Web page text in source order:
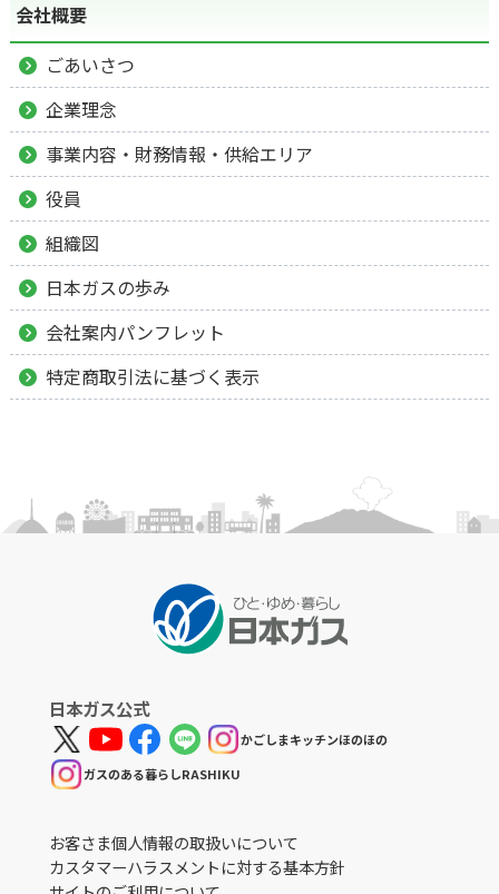
会社概要
ごあいさつ
企業理念
事業内容・財務情報・供給エリア
役員
組織図
日本ガスの歩み
会社案内パンフレット
特定商取引法に基づく表示
日本ガス公式
かごしまキッチンほのほの
ガスのある暮らしRASHIKU
お客さま個人情報の取扱いについて
カスタマーハラスメントに対する基本方針